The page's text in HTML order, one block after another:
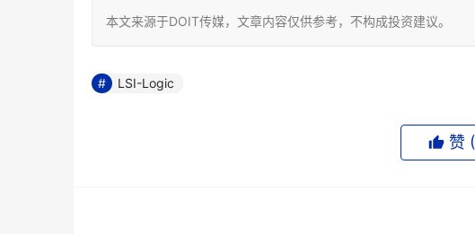
本文来源于DOIT传媒，文章内容仅供参考，不构成投资建议。
LSI-Logic
赞 (